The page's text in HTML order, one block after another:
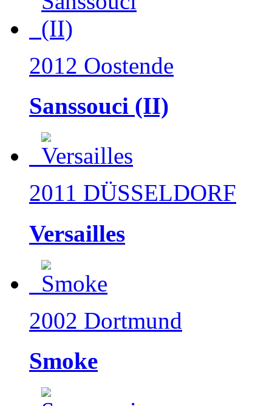
2012 Oostende
Sanssouci (II)
2011 DÜSSELDORF
Versailles
2002 Dortmund
Smoke